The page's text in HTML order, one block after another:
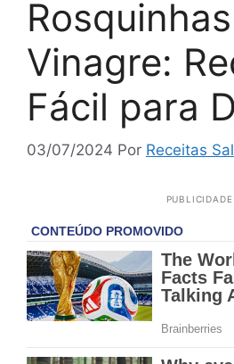
Vinagre:
Fácil para
03/07/2024 Por Receitas
PUBLICIDADE